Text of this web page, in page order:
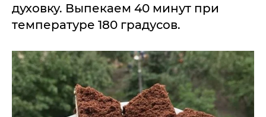
духовку. Выпекаем 40 минут при
температуре 180 градусов.